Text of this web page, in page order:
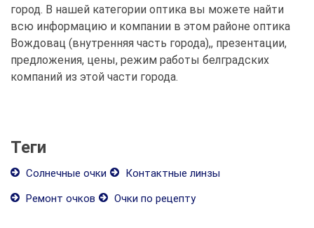
город. В нашей категории оптика вы можете найти
всю информацию и компании в этом районе оптика
Вождовац (внутренняя часть города),, презентации,
предложения, цены, режим работы белградских
компаний из этой части города.
Теги
Солнечные очки
Контактные линзы
Ремонт очков
Очки по рецепту